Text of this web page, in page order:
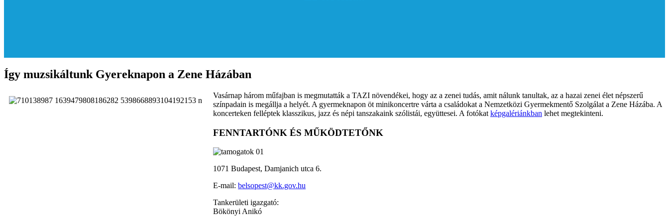
Így muzsikáltunk Gyereknapon a Zene Házában
Vasárnap három műfajban is megmutatták a TAZI növendékei, hogy az a zenei tudás, amit nálunk tanultak, az a hazai zenei élet népszerű
színpadain is megállja a helyét. A gyermeknapon öt minikoncertre várta a családokat a Nemzetközi Gyermekmentő Szolgálat a Zene Házába. A
koncerteken felléptek klasszikus, jazz és népi tanszakaink szólistái, együttesei. A fotókat képgalériánkban lehet megtekinteni.
FENNTARTÓNK ÉS MŰKÖDTETŐNK
1071 Budapest, Damjanich utca 6.
E-mail: belsopest@kk.gov.hu
Tankerületi igazgató:
Bökönyi Anikó